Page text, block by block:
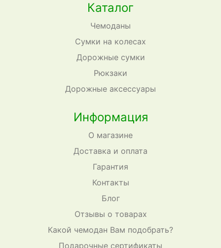
Каталог
Чемоданы
Сумки на колесах
Дорожные сумки
Рюкзаки
Дорожные аксессуары
Информация
О магазине
Доставка и оплата
Гарантия
Контакты
Блог
Отзывы о товарах
Какой чемодан Вам подобрать?
Подарочные сертификаты